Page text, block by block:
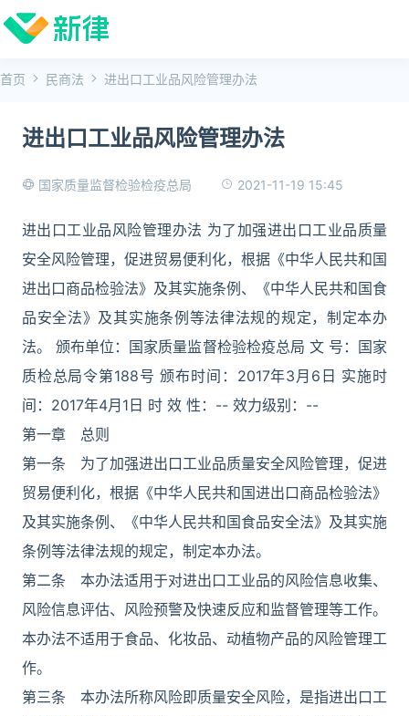
首页 民商法 进出口工业品风险管理办法
进出口工业品风险管理办法
国家质量监督检验检疫总局 2021-11-19 15:45
进出口工业品风险管理办法 为了加强进出口工业品质量
安全风险管理，促进贸易便利化，根据《中华人民共和国
进出口商品检验法》及其实施条例、《中华人民共和国食
品安全法》及其实施条例等法律法规的规定，制定本办
法。 颁布单位：国家质量监督检验检疫总局 文 号：国家
质检总局令第188号 颁布时间：2017年3月6日 实施时
间：2017年4月1日 时 效 性：-- 效力级别：--
第一章 总则
第一条 为了加强进出口工业品质量安全风险管理，促进
贸易便利化，根据《中华人民共和国进出口商品检验法》
及其实施条例、《中华人民共和国食品安全法》及其实施
条例等法律法规的规定，制定本办法。
第二条 本办法适用于对进出口工业品的风险信息收集、
风险信息评估、风险预警及快速反应和监督管理等工作。
本办法不适用于食品、化妆品、动植物产品的风险管理工
作。
第三条 本办法所称风险即质量安全风险，是指进出口工